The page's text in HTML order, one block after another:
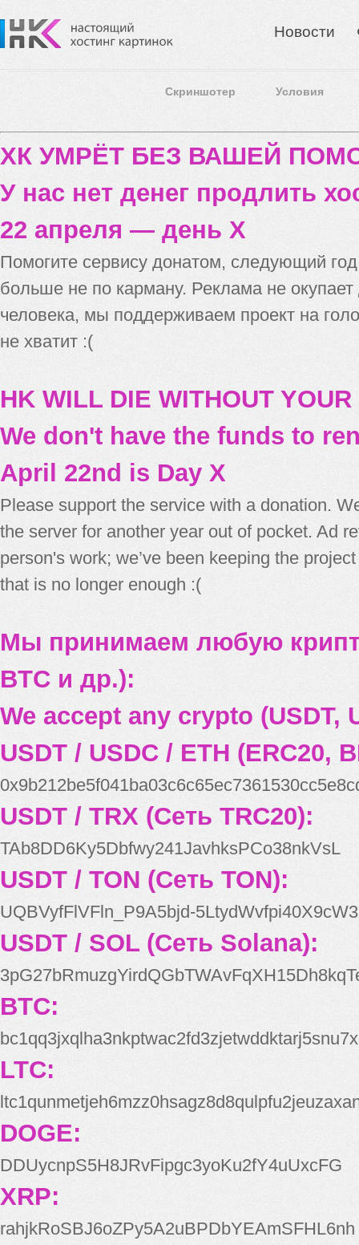
Новости
Скриншотер Условия
ХК УМРЁТ БЕЗ ВАШЕЙ
У нас нет денег продлить
22 апреля — день X
Помогите сервису донатом, следующий
больше не по карману. Реклама не
человека, мы поддерживаем проект на
не хватит :(
HK WILL DIE WITHOUT
We don't have the funds to
April 22nd is Day X
Please support the service with a donation.
the server for another year out of pocket. Ad
person's work; we’ve been keeping the
that is no longer enough :(
Мы принимаем любую
BTC и др.):
We accept any crypto (USDT,
USDT / USDC / ETH (ERC20,
USDT / TRX (Сеть TRC20):
TAb8DD6Ky5Dbfwy241JavhksPCo38nkVsL
USDT / TON (Сеть TON):
UQBVyfFlVFln_P9A5bjd-
USDT / SOL (Сеть Solana):
BTC:
bc1qq3jxqlha3nkptwac2fd3zjetwddktarj5snu7x
LTC:
DOGE:
DDUycnpS5H8JRvFipgc3yoKu2fY4uUxcFG
XRP:
rahjkRoSBJ6oZPy5A2uBPDbYEAmSFHL6nh